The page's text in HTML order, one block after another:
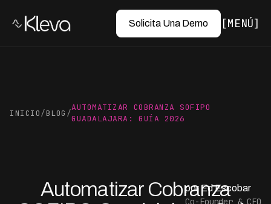
Solicita Una Demo MENÚ
INICIO/BLOG /
AUTOMATIZAR COBRANZA SOFIPO
GUADALAJARA: GUÍA 2026
Automatizar Cobranza
por Ed Escobar
Co-Founder & CEO